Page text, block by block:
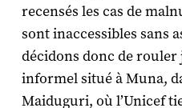
recensés les cas de
sont inaccessibles sans
décidons donc de rouler
informel situé à Muna,
Maiduguri, où l’Unicef